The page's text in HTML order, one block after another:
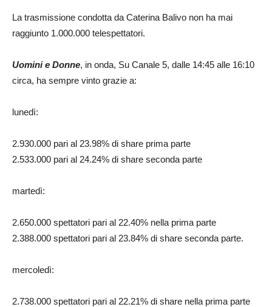
La trasmissione condotta da Caterina Balivo non ha mai
raggiunto 1.000.000 telespettatori.
Uomini e Donne, in onda, Su Canale 5, dalle 14:45 alle 16:10
circa, ha sempre vinto grazie a:
lunedì:
2.930.000 pari al 23.98% di share prima parte
2.533.000 pari al 24.24% di share seconda parte
martedì:
2.650.000 spettatori pari al 22.40% nella prima parte
2.388.000 spettatori pari al 23.84% di share seconda parte.
mercoledì:
2.738.000 spettatori pari al 22.21% di share nella prima parte